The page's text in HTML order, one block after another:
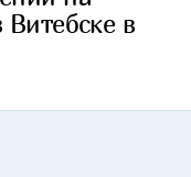
Витебске в